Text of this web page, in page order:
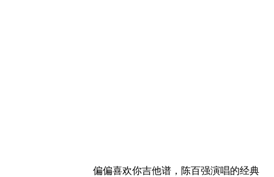
偏偏喜欢你吉他谱，陈百强演唱的经典